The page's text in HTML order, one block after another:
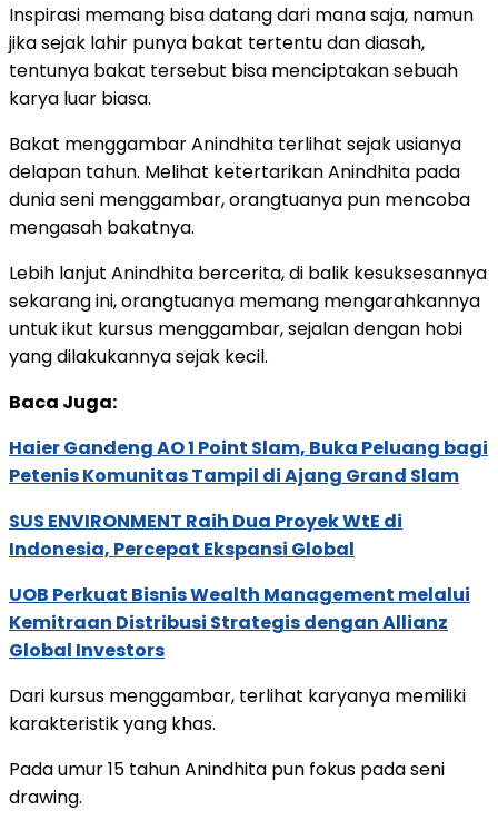
Inspirasi memang bisa datang dari mana saja, namun
jika sejak lahir punya bakat tertentu dan diasah,
tentunya bakat tersebut bisa menciptakan sebuah
karya luar biasa.
Bakat menggambar Anindhita terlihat sejak usianya
delapan tahun. Melihat ketertarikan Anindhita pada
dunia seni menggambar, orangtuanya pun mencoba
mengasah bakatnya.
Lebih lanjut Anindhita bercerita, di balik kesuksesannya
sekarang ini, orangtuanya memang mengarahkannya
untuk ikut kursus menggambar, sejalan dengan hobi
yang dilakukannya sejak kecil.
Baca Juga:
Haier Gandeng AO 1 Point Slam, Buka Peluang bagi
Petenis Komunitas Tampil di Ajang Grand Slam
SUS ENVIRONMENT Raih Dua Proyek WtE di
Indonesia, Percepat Ekspansi Global
UOB Perkuat Bisnis Wealth Management melalui
Kemitraan Distribusi Strategis dengan Allianz
Global Investors
Dari kursus menggambar, terlihat karyanya memiliki
karakteristik yang khas.
Pada umur 15 tahun Anindhita pun fokus pada seni
drawing.